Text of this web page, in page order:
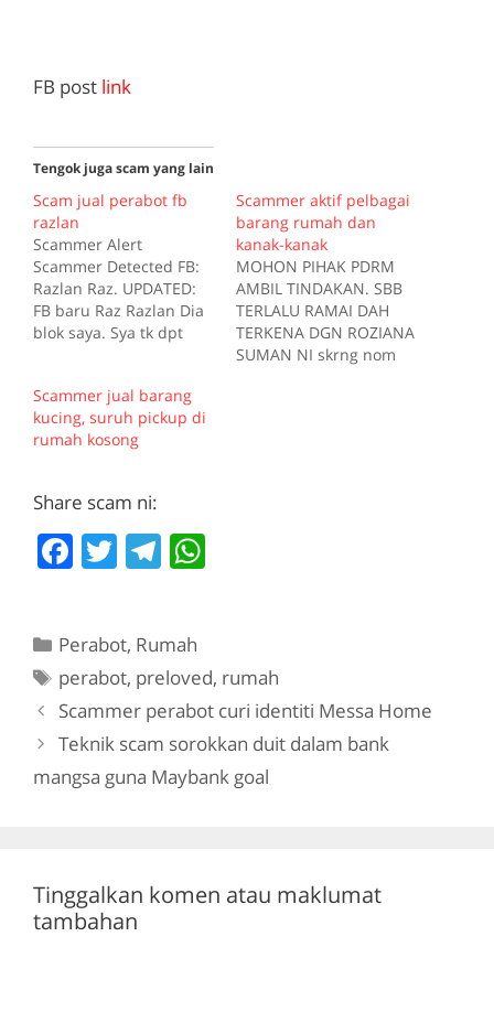
FB post link
Tengok juga scam yang lain
Scam jual perabot fb
razlan
Scammer Alert
Scammer Detected FB:
Razlan Raz. UPDATED:
FB baru Raz Razlan Dia
blok saya. Sya tk dpt
6847778402 hisham md
rais Dgn org lain dia
guna akaun lain, no
sbb ko ni leh cod.…
Scammer aktif pelbagai
barang rumah dan
kanak-kanak
MOHON PIHAK PDRM
AMBIL TINDAKAN. SBB
TERLALU RAMAI DAH
TERKENA DGN ROZIANA
SUMAN NI skrng nom
Scammer jual barang
kucing, suruh pickup di
rumah kosong
Share scam ni:
F
e
b
o
o
k
T
er
T
gr
a
m
A
p
p
Categories
Perabot, Rumah
Tags
perabot, preloved, rumah
Scammer perabot curi identiti Messa Home
Teknik scam sorokkan duit dalam bank
mangsa guna Maybank goal
Tinggalkan komen atau maklumat
tambahan